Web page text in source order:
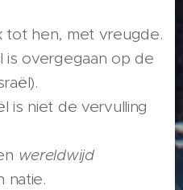
tot hen, met vreugde.
is overgegaan op de
is niet de vervulling
wereldwijd
natie.